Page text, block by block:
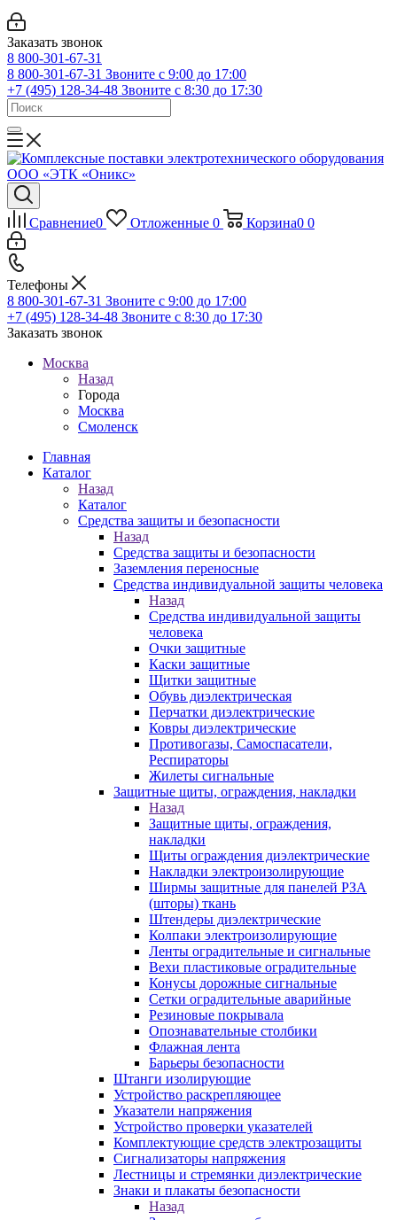
Заказать звонок
8 800-301-67-31
8 800-301-67-31 Звоните с 9:00 до 17:00
+7 (495) 128-34-48 Звоните с 8:30 до 17:30
Сравнение0 Отложенные 0 Корзина0 0
Телефоны
8 800-301-67-31 Звоните с 9:00 до 17:00
+7 (495) 128-34-48 Звоните с 8:30 до 17:30
Заказать звонок
Москва
Назад
Города
Москва
Смоленск
Главная
Каталог
Назад
Каталог
Средства защиты и безопасности
Назад
Средства защиты и безопасности
Заземления переносные
Средства индивидуальной защиты человека
Назад
Средства индивидуальной защиты
человека
Очки защитные
Каски защитные
Щитки защитные
Обувь диэлектрическая
Перчатки диэлектрические
Ковры диэлектрические
Противогазы, Самоспасатели,
Респираторы
Жилеты сигнальные
Защитные щиты, ограждения, накладки
Назад
Защитные щиты, ограждения,
накладки
Щиты ограждения диэлектрические
Накладки электроизолирующие
Ширмы защитные для панелей РЗА
(шторы) ткань
Штендеры диэлектрические
Колпаки электроизолирующие
Ленты оградительные и сигнальные
Вехи пластиковые оградительные
Конусы дорожные сигнальные
Сетки оградительные аварийные
Резиновые покрывала
Опознавательные столбики
Флажная лента
Барьеры безопасности
Штанги изолирующие
Устройство раскрепляющее
Указатели напряжения
Устройство проверки указателей
Комплектующие средств электрозащиты
Сигнализаторы напряжения
Лестницы и стремянки диэлектрические
Знаки и плакаты безопасности
Назад